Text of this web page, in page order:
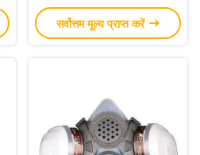
हेडबैंड के साथ फुल फेस रेस्पिरेटर
सर्वोत्तम मूल्य प्राप्त करें